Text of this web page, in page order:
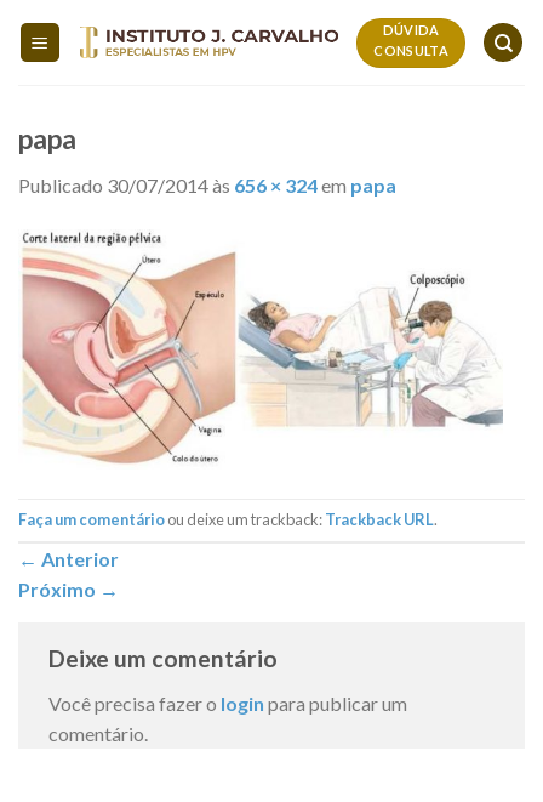
DÚVIDA
CONSULTA
papa
Publicado 30/07/2014às 656 × 324em papa
Faça um comentárioou deixe um trackback:Trackback URL.
← Anterior
Próximo →
Deixe um comentário
Você precisa fazer o login para publicar um
comentário.